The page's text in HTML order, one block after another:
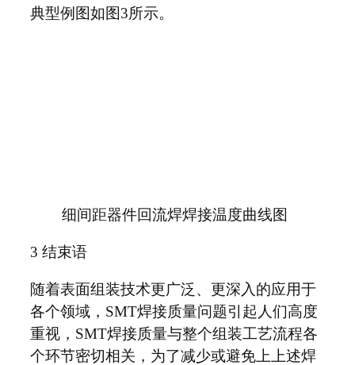
典型例图如图3所示。
细间距器件回流焊焊接温度曲线图
3 结束语
随着表面组装技术更广泛、更深入的应用于
各个领域，SMT焊接质量问题引起人们高度
重视，SMT焊接质量与整个组装工艺流程各
个环节密切相关，为了减少或避免上上述焊